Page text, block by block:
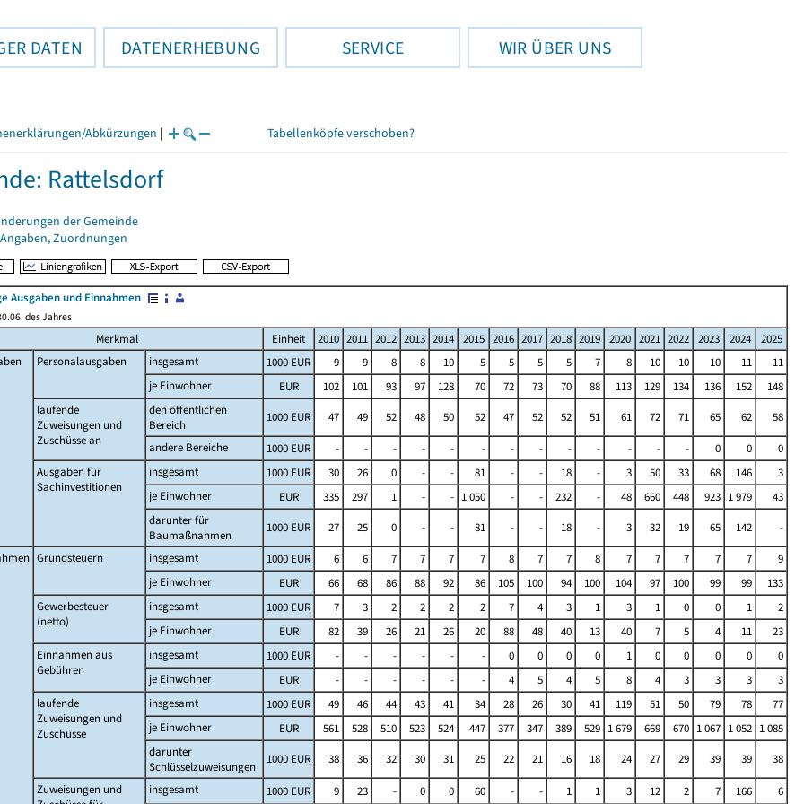
DATEN DATENERHEBUNG SERVICE WIR ÜBER UNS
Abkürzungen | Tabellenköpfe verschoben?
Rattelsdorf
der Gemeinde
Zuordnungen
Ausgaben und Einnahmen
des Jahres
Merkmal Einheit 2010 2011 2012 2013 2014 2015 2016 2017 2018 2019 2020 2021 2022 2023 2024
2025
Personalausgaben insgesamt 1000 EUR 9 9 8 8 10 5 5 5 5 7 8 10 10 10 11
11
je Einwohner
EUR 102 101 93 97 128 70 72 73 70 88 113 129 134 136 152
148
laufende
Zuweisungen und
Zuschüsse an
den öffentlichen
Bereich
1000 EUR 47 49 52 48 50 52 47 52 52 51 61 72 71 65 62
58
andere Bereiche
1000 EUR - - - - - - - - - - - - - 0 0
0
Ausgaben für
Sachinvestitionen
insgesamt 1000 EUR 30 26 0 - - 81 - - 18 - 3 50 33 68 146
3
je Einwohner
EUR 335 297 1 - - 1 050 - - 232 - 48 660 448 923 1 979
43
darunter für
Baumaßnahmen
1000 EUR 27 25 0 - - 81 - - 18 - 3 32 19 65 142
-
Grundsteuern insgesamt 1000 EUR 6 6 7 7 7 7 8 7 7 8 7 7 7 7 7
9
je Einwohner
EUR 66 68 86 88 92 86 105 100 94 100 104 97 100 99 99
133
Gewerbesteuer
(netto)
insgesamt 1000 EUR 7 3 2 2 2 2 7 4 3 1 3 1 0 0 1
2
je Einwohner
EUR 82 39 26 21 26 20 88 48 40 13 40 7 5 4 11
23
Einnahmen aus
Gebühren
insgesamt 1000 EUR - - - - - - 0 0 0 0 1 0 0 0 0
0
je Einwohner
EUR - - - - - - 4 5 4 5 8 4 3 3 3
3
laufende
Zuweisungen und
Zuschüsse
insgesamt 1000 EUR 49 46 44 43 41 34 28 26 30 41 119 51 50 79 78
77
je Einwohner
EUR 561 528 510 523 524 447 377 347 389 529 1 679 669 670 1 067 1 052 1 085
darunter
Schlüsselzuweisungen
1000 EUR 38 36 32 30 31 25 22 21 16 18 24 27 29 39 39
38
Zuweisungen und
insgesamt 1000 EUR 9 23 - 0 0 60 - - 1 1 3 12 2 7 166 6